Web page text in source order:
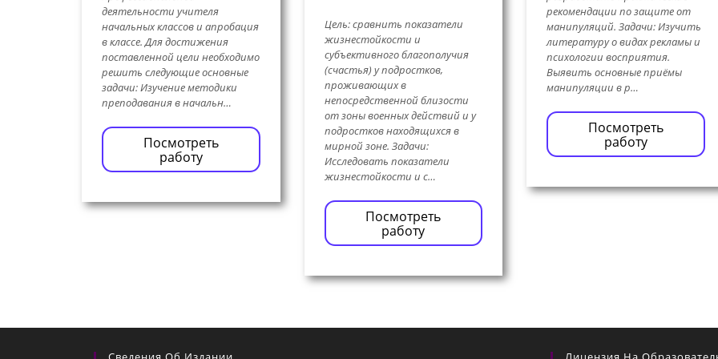
деятельности учителя
начальных классов и апробация
в классе. Для достижения
поставленной цели необходимо
решить следующие основные
задачи: Изучение методики
преподавания в начальн…
Посмотреть
работу
Цель: сравнить показатели
жизнестойкости и
субъективного благополучия
(счастья) у подростков,
проживающих в
непосредственной близости
от зоны военных действий и у
подростков находящихся в
мирной зоне. Задачи:
Исследовать показатели
жизнестойкости и с…
Посмотреть
работу
рекомендации по защите от
манипуляций. Задачи: Изучить
литературу о видах рекламы и
психологии восприятия.
Выявить основные приёмы
манипуляции в р…
Посмотреть
работу